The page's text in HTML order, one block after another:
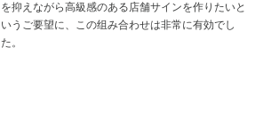
を抑えながら高級感のある店舗サインを作りたいと
いうご要望に、この组み合わせは非常に有効でし
た。